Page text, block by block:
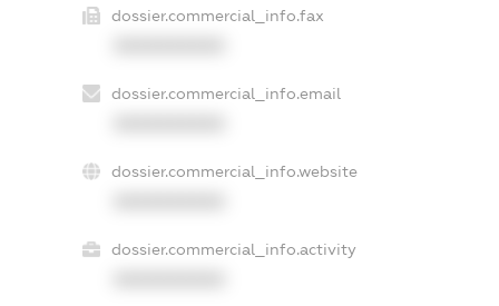
dossier.commercial_info.fax
dossier.commercial_info.email
dossier.commercial_info.website
dossier.commercial_info.activity